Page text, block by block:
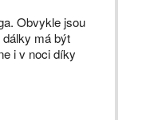
Obvykle jsou
má být
i v noci díky